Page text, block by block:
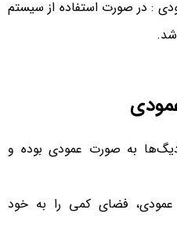
: در صورت استفاده از سیستم
به صورت عمودی بوده و
فضای کمی را به خود